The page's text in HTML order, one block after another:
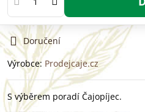
Doručení
Výrobce: Prodejcaje.cz
S výběrem poradí Čajopíjec.